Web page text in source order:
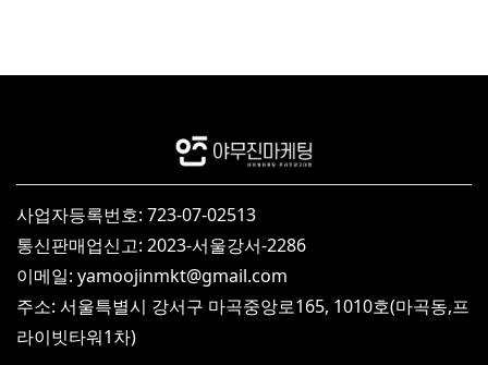
사업자등록번호: 723-07-02513
통신판매업신고: 2023-서울강서-2286
이메일: yamoojinmkt@gmail.com
주소: 서울특별시 강서구 마곡중앙로165, 1010호(마곡동,프
라이빗타워1차)